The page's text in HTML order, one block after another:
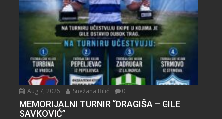
Aug 7, 2026 Snežana Bilić 0
MEMORIJALNI TURNIR “DRAGIŠA – GILE
SAVKOVIĆ”